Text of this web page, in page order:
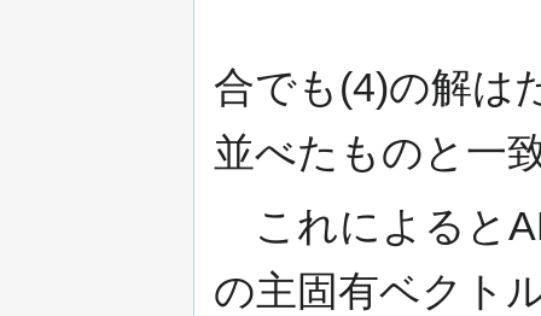
合でも(4)の解は
並べたものと一
これによると
の主固有ベクト